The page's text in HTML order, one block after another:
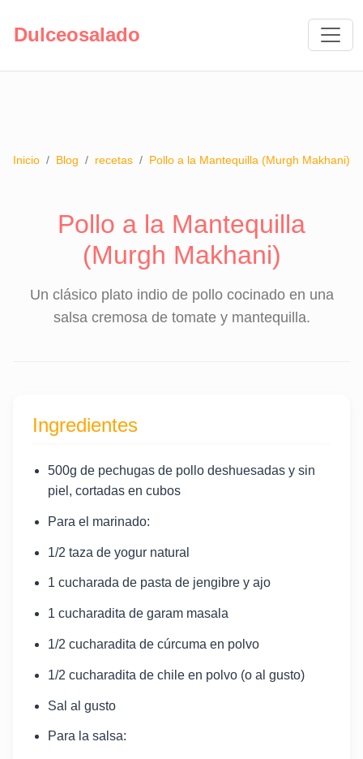
Dulceosalado
Inicio / Blog / recetas / Pollo a la Mantequilla (Murgh Makhani)
Pollo a la Mantequilla
(Murgh Makhani)
Un clásico plato indio de pollo cocinado en una
salsa cremosa de tomate y mantequilla.
Ingredientes
500g de pechugas de pollo deshuesadas y sin
piel, cortadas en cubos
Para el marinado:
1/2 taza de yogur natural
1 cucharada de pasta de jengibre y ajo
1 cucharadita de garam masala
1/2 cucharadita de cúrcuma en polvo
1/2 cucharadita de chile en polvo (o al gusto)
Sal al gusto
Para la salsa: